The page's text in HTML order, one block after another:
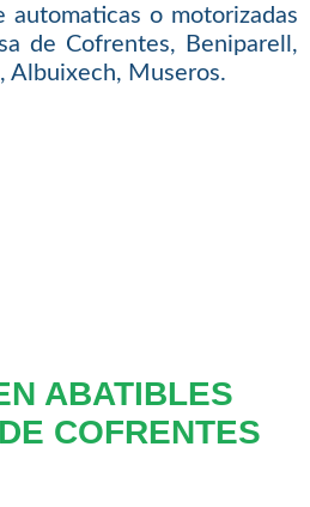
automaticas o motorizadas
de Cofrentes, Beniparell,
Albuixech, Museros.
ABATIBLES
COFRENTES